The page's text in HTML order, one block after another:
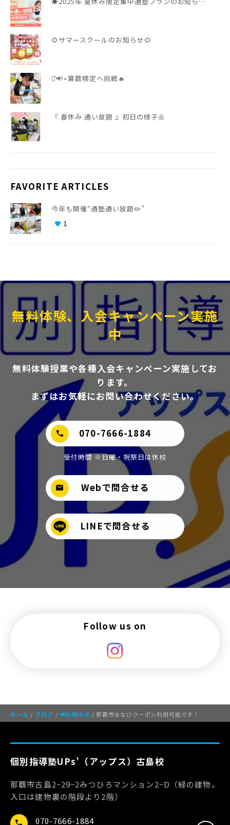
🌻サマースクールのお知らせ🌻
⋆͛📢⋆算数検定へ挑戦🔥
『 春休み 通い放題 』初日の様子🌼
FAVORITE ARTICLES
今年も開催“通塾通い放題✏️”
favorite 1
無料体験、入会キャンペーン実施
中
無料体験授業や各種入会キャンペーン実施してお
ります。
まずはお気軽にお問い合わせください。
070-7666-1884
call
受付時間 ※日曜・祝祭日は休校
Webで問合せる
mail
LINEで問合せる
Follow us on
ホーム / ブログ / 📢お知らせ / 那覇市まなびクーポン利用可能です！
個別指導塾UPs’（アップス）古島校
那覇市古島2−29−2みつひろマンション2−D（緑の建物。
入口は建物裏の階段より2階）
call 070-7666-1884